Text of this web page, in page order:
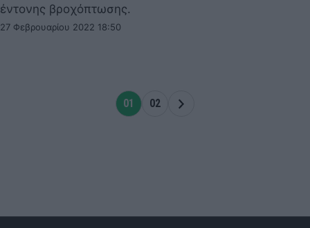
έντονης βροχόπτωσης.
27 Φεβρουαρίου 2022 18:50
01 02